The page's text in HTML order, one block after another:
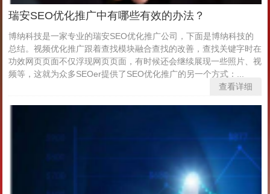
瑞安SEO优化推广中有哪些有效的办法？
博纳科技是一家专业的瑞安SEO优化推广公司，下面是博纳科技的
总结。视频优化推广跟着查找模块融合查找的改善，查找关键字时在
功效网页页面不仅浮现网页页面，有时候还会继续展现一些照片、视
频等，这就为众多SEOer提供了SEO优化推广的另一个方式：...
查看详细